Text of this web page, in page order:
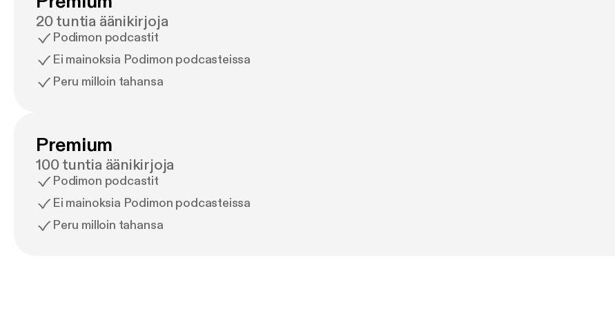
20 tuntia äänikirjoja
Podimon podcastit
Ei mainoksia Podimon podcasteissa
Peru milloin tahansa
Premium
100 tuntia äänikirjoja
Podimon podcastit
Ei mainoksia Podimon podcasteissa
Peru milloin tahansa